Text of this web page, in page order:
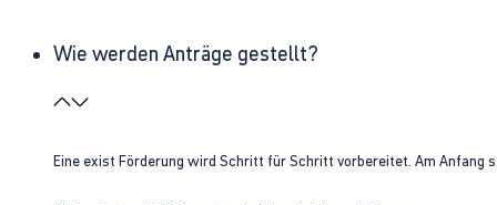
Wie werden Anträge gestellt?
Eine exist Förderung wird Schritt für Schritt vorbereitet. Am Anfang